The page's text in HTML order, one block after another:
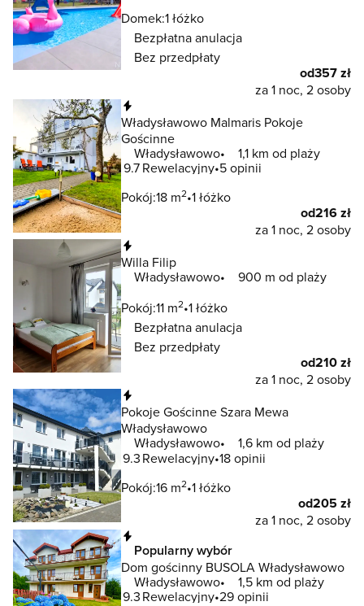
Domek:1 łóżko
Bezpłatna anulacja
Bez przedpłaty
od357 zł
za 1 noc, 2 osoby
Władysławowo Malmaris Pokoje
Gościnne
Władysławowo
1,1 km od plaży
9.7Rewelacyjny 5 opinii
Pokój:18 m2 1 łóżko
od216 zł
za 1 noc, 2 osoby
Willa Filip
Władysławowo
900 m od plaży
Pokój:11 m2 1 łóżko
Bezpłatna anulacja
Bez przedpłaty
od210 zł
za 1 noc, 2 osoby
Pokoje Gościnne Szara Mewa
Władysławowo
Władysławowo
1,6 km od plaży
9.3Rewelacyjny 18 opinii
Pokój:16 m2 1 łóżko
od205 zł
za 1 noc, 2 osoby
Popularny wybór
Dom gościnny BUSOLA Władysławowo
Władysławowo
1,5 km od plaży
9.3Rewelacyjny 29 opinii